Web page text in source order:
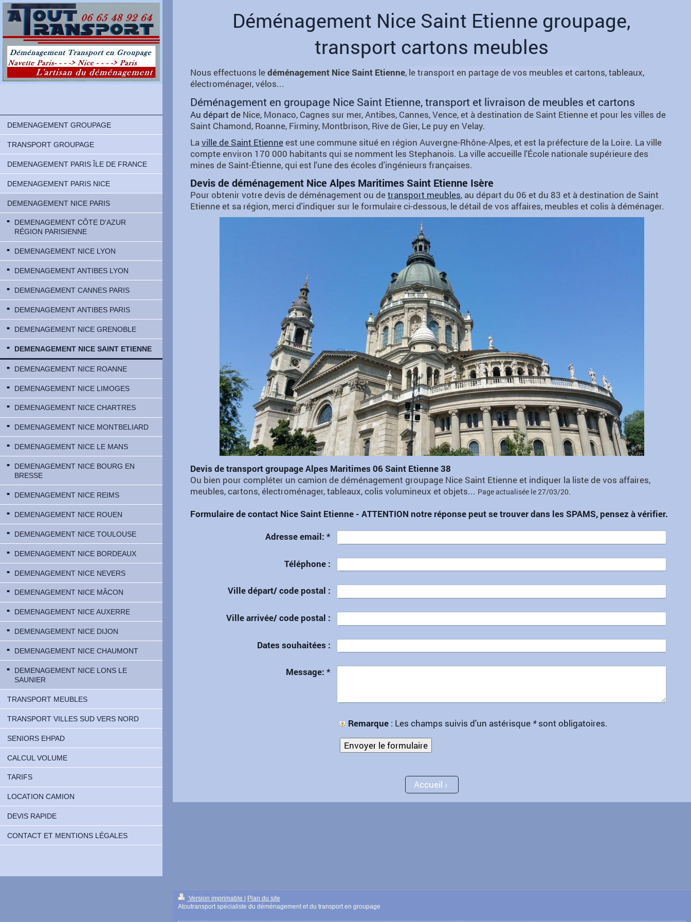
DEMENAGEMENT GROUPAGE
TRANSPORT GROUPAGE
DEMENAGEMENT PARIS ÎLE DE FRANCE
DEMENAGEMENT PARIS NICE
DEMENAGEMENT NICE PARIS
DEMENAGEMENT CÔTE D'AZUR
RÉGION PARISIENNE
DEMENAGEMENT NICE LYON
DEMENAGEMENT ANTIBES LYON
DEMENAGEMENT CANNES PARIS
DEMENAGEMENT ANTIBES PARIS
DEMENAGEMENT NICE GRENOBLE
DEMENAGEMENT NICE SAINT ETIENNE
DEMENAGEMENT NICE ROANNE
DEMENAGEMENT NICE LIMOGES
DEMENAGEMENT NICE CHARTRES
DEMENAGEMENT NICE MONTBELIARD
DEMENAGEMENT NICE LE MANS
DEMENAGEMENT NICE BOURG EN
BRESSE
DEMENAGEMENT NICE REIMS
DEMENAGEMENT NICE ROUEN
DEMENAGEMENT NICE TOULOUSE
DEMENAGEMENT NICE BORDEAUX
DEMENAGEMENT NICE NEVERS
DEMENAGEMENT NICE MÂCON
DEMENAGEMENT NICE AUXERRE
DEMENAGEMENT NICE DIJON
DEMENAGEMENT NICE CHAUMONT
DEMENAGEMENT NICE LONS LE
SAUNIER
TRANSPORT MEUBLES
TRANSPORT VILLES SUD VERS NORD
SENIORS EHPAD
CALCUL VOLUME
TARIFS
LOCATION CAMION
DEVIS RAPIDE
CONTACT ET MENTIONS LÉGALES
Déménagement Nice Saint Etienne groupage,
transport cartons meubles
Nous effectuons ledéménagement Nice Saint Etienne, le transport en partage de vos meubles et cartons, tableaux,
électroménager, vélos...
Déménagement en groupage Nice Saint Etienne, transport et livraison de meubles et cartons
Au départ de Nice, Monaco, Cagnes sur mer, Antibes, Cannes, Vence, et à destination de Saint Etienne et pour les villes de
Saint Chamond, Roanne, Firminy, Montbrison, Rive de Gier, Le puy en Velay.
Laville de Saint Etienneest une commune situé en région Auvergne-Rhône-Alpes, et est la préfecture de la Loire. La ville
compte environ 170 000 habitants qui se nomment les Stephanois. La ville accueille l'École nationale supérieure des
mines de Saint-Étienne, qui est l'une des écoles d'ingénieurs françaises.
Devis de déménagement Nice Alpes Maritimes Saint Etienne Isère
Pour obtenir votre devis de déménagement ou detransport meubles, au départ du 06 et du 83 et à destination de Saint
Etienneet sa région, merci d'indiquer sur le formulaire ci-dessous, le détail de vos affaires, meubles et colis à déménager.
Devis de transport groupage Alpes Maritimes 06 Saint Etienne 38
Ou bien pour compléter un camion de déménagement groupage Nice Saint Etienne et indiquer la liste de vos affaires,
meubles, cartons, électroménager, tableaux, colis volumineux et objets... Page actualisée le 27/03/20.
Formulaire de contact Nice Saint Etienne - ATTENTION notre réponse peut se trouver dans les SPAMS, pensez à vérifier.
Adresse email: *
Téléphone :
Ville départ/ code postal :
Ville arrivée/ code postal :
Dates souhaitées :
Message: *
Remarque : Les champs suivis d'un astérisque *sont obligatoires.
Accueil
Version imprimable
Plan du site
Atoutransport spécialiste du déménagement et du transport en groupage